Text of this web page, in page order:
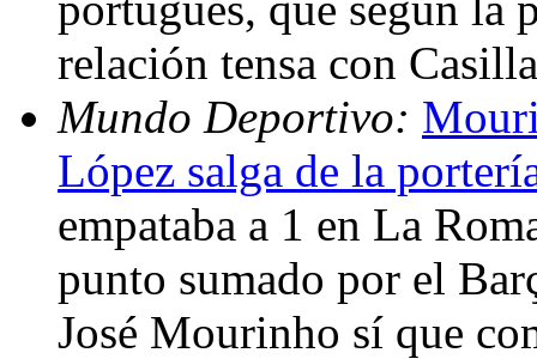
relación tensa con
Mundo Deportivo:
López salga de la
empataba a 1 en La
punto sumado por el
José Mourinho sí que